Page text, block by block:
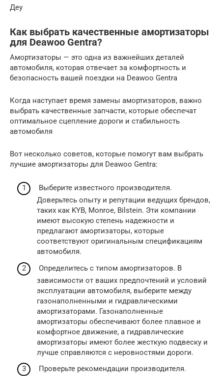
Деу
Как выбрать качественные амортизаторы
для Deawoo Gentra?
Амортизаторы — это одна из важнейших деталей
автомобиля, которая отвечает за комфортность и
безопасность вашей поездки на Deawoo Gentra
Когда наступает время замены амортизаторов, важно
выбрать качественные запчасти, которые обеспечат
оптимальное сцепление дороги и стабильность
автомобиля
Вот несколько советов, которые помогут вам выбрать
лучшие амортизаторы для Deawoo Gentra:
Выберите известного производителя.
Доверьтесь опыту и репутации ведущих брендов,
таких как KYB, Monroe, Bilstein. Эти компании
имеют высокую степень надежности и
предлагают амортизаторы, которые
соответствуют оригинальным спецификациям
автомобиля.
Определитесь с типом амортизаторов. В
зависимости от ваших предпочтений и условий
эксплуатации автомобиля, выберите между
газонаполненными и гидравлическими
амортизаторами. Газонаполненные
амортизаторы обеспечивают более плавное и
комфортное движение, а гидравлические
амортизаторы имеют более жесткую подвеску и
лучше справляются с неровностями дороги.
Проверьте рекомендации производителя.